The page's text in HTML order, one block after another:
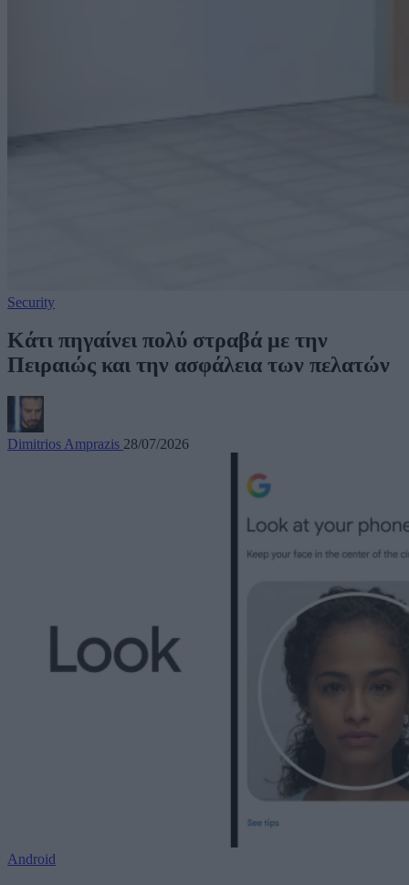
Security
Κάτι πηγαίνει πολύ στραβά με την
Πειραιώς και την ασφάλεια των πελατών
Dimitrios Amprazis 28/07/2026
Android